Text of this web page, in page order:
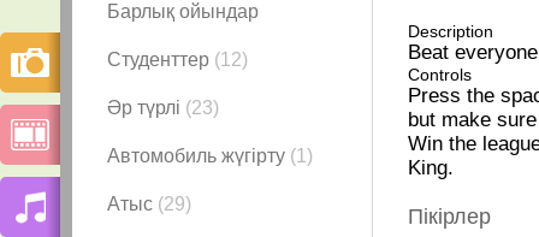
Барлық ойындар
Студенттер (12)
Әр түрлі (23)
Автомобиль жүгірту (1)
Атыс (29)
Description
Beat
Controls
Press the
but make
Win the
King.
Пікірлер